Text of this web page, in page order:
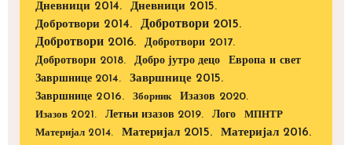
Дневници 2014.
Дневници 2015.
Добротвори 2014.
Добротвори 2015.
Добротвори 2016.
Добротвори 2017.
Добротвори 2018.
Добро јутро децо Европа и свет
Завршнице 2014.
Завршнице 2015.
Завршнице 2016.
Зборник Изазов 2020.
Изазов 2021. Летњи изазов 2019. Лого
МПНТР
Материјал 2014.
Материјал 2015. Материјал 2016.